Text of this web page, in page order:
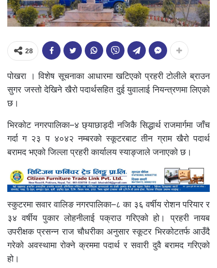
28
पोखरा । विशेष सूचनाका आधारमा खटिएको प्रहरी टोलीले ब्राउन
सुगर जस्तो देखिने खैरो पदार्थसहित दुई युवालाई नियन्त्रणमा लिएको
छ।
भिरकोट नगरपालिका–४ छ्याछाड्दी नजिकै सिद्धार्थ राजमार्गमा जाँच
गर्दा ग २३ प ४०४२ नम्बरको स्कूटरबाट तीन ग्राम खैरो पदार्थ
बरामद भएको जिल्ला प्रहरी कार्यालय स्याङ्जाले जनाएको छ।
स्कुटरमा सवार वालिङ नगरपालिका–८ का ३६ वर्षीय रोशन परियार र
३४ वर्षीय पुकार लोहनीलाई पक्राउ गरिएको हो। प्रहरी नायब
उपरीक्षक प्रसन्न राज चौधरीका अनुसार स्कूटर भिरकोटतर्फ आउँदै
गरेको अवस्थामा रोक्ने क्रममा पदार्थ र सवारी दुवै बरामद गरिएको
हो।